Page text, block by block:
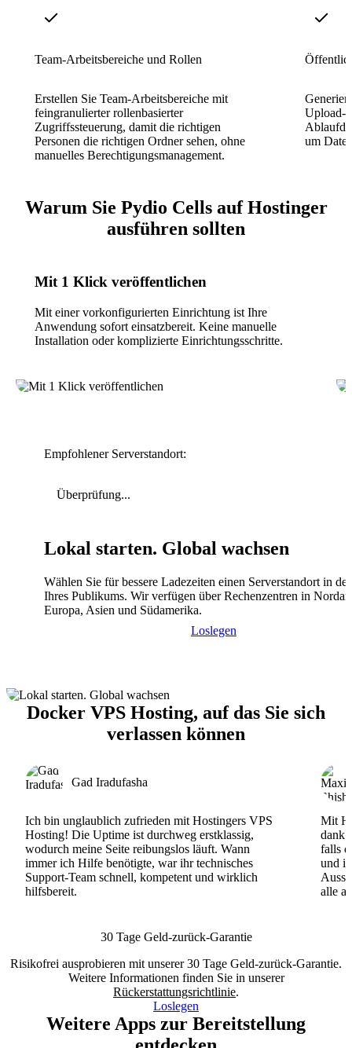
Team-Arbeitsbereiche und Rollen
Erstellen Sie Team-Arbeitsbereiche mit
feingranulierter rollenbasierter
Zugriffssteuerung, damit die richtigen
Personen die richtigen Ordner sehen, ohne
manuelles Berechtigungsmanagement.
Upload-
um
Warum Sie Pydio Cells auf Hostinger
ausführen sollten
Mit 1 Klick veröffentlichen
Mit einer vorkonfigurierten Einrichtung ist Ihre
Anwendung sofort einsatzbereit. Keine manuelle
Installation oder komplizierte Einrichtungsschritte.
Empfohlener Serverstandort:
Überprüfung...
Lokal starten. Global wachsen
Wählen Sie für bessere Ladezeiten einen Serverstandort in
Ihres Publikums. Wir verfügen über Rechenzentren in
Europa, Asien und Südamerika.
Loslegen
Docker VPS Hosting, auf das Sie sich
verlassen können
Gad Iradufasha
Ich bin unglaublich zufrieden mit Hostingers VPS
Hosting! Die Uptime ist durchweg erstklassig,
wodurch meine Seite reibungslos läuft. Wann
immer ich Hilfe benötigte, war ihr technisches
Support-Team schnell, kompetent und wirklich
hilfsbereit.
Mit
dank
falls
und
alle
30 Tage Geld-zurück-Garantie
Risikofrei ausprobieren mit unserer 30 Tage Geld-zurück-Garantie.
Weitere Informationen finden Sie in unserer
Rückerstattungsrichtlinie.
Loslegen
Weitere Apps zur Bereitstellung